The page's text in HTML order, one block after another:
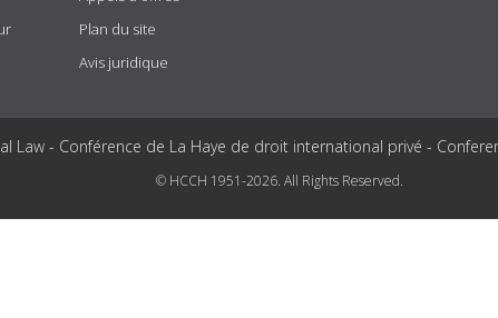
Plan du site
Avis juridique
Law - Conférence de La Haye de droit international privé -
© HCCH 1951-2026. All Rights Reserved.